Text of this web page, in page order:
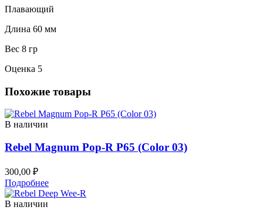
Плавающий
Длина 60 мм
Вес 8 гр
Оценка 5
Похожие товары
В наличии
Rebel Magnum Pop-R P65 (Color 03)
300,00 ₽
Подробнее
В наличии